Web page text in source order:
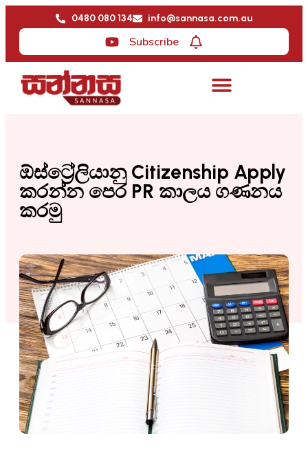
0480 080 134 info@sannasa.com.au
Subscribe
ඕස්ට්‍රේලියානු Citizenship Apply
කරන්න පෙර PR කාලය ගණනය
කරමු